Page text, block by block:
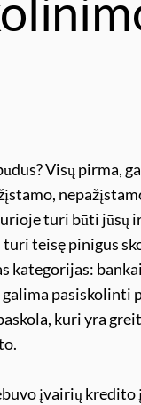
Visų pirma,
turi būti jūsų
teisę pinigus
kategorijas:
pasiskolinti
kuri yra
įvairių